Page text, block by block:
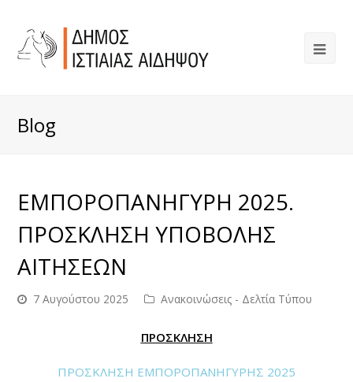
Blog
ΕΜΠΟΡΟΠΑΝΗΓΥΡΗ 2025.
ΠΡΟΣΚΛΗΣΗ ΥΠΟΒΟΛΗΣ
ΑΙΤΗΣΕΩΝ
7 Αυγούστου 2025 Ανακοινώσεις - Δελτία Τύπου
ΠΡΟΣΚΛΗΣΗ
ΠΡΟΣΚΛΗΣΗ ΕΜΠΟΡΟΠΑΝΗΓΥΡΗΣ 2025